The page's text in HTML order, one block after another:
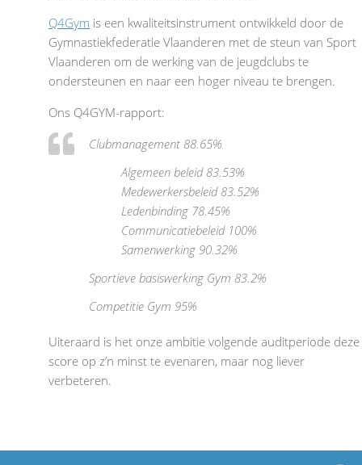
Q4Gym is een kwaliteitsinstrument ontwikkeld door de
Gymnastiekfederatie Vlaanderen met de steun van Sport
Vlaanderen om de werking van de jeugdclubs te
ondersteunen en naar een hoger niveau te brengen.
Ons Q4GYM-rapport:
Clubmanagement 88.65%
Algemeen beleid 83.53%
Medewerkersbeleid 83.52%
Ledenbinding 78.45%
Communicatiebeleid 100%
Samenwerking 90.32%
Sportieve basiswerking Gym 83.2%
Competitie Gym 95%
Uiteraard is het onze ambitie volgende auditperiode deze
score op z’n minst te evenaren, maar nog liever
verbeteren.